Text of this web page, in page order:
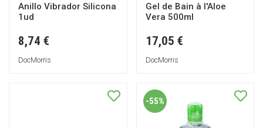
Anillo Vibrador Silicona
1ud
8,74 €
DocMorris
Gel de Bain à l'Aloe
Vera 500ml
17,05 €
DocMorris
-55%